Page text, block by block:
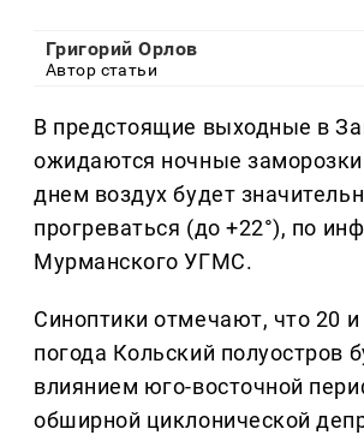
Григорий Орлов
Автор статьи
В предстоящие выходные в
ожидаются ночные заморозки
днем воздух будет
прогреваться (до +22°), по
Мурманского УГМС.
Синоптики отмечают, что 20
погода Кольский полуостров
влиянием юго-восточной
обширной циклонической